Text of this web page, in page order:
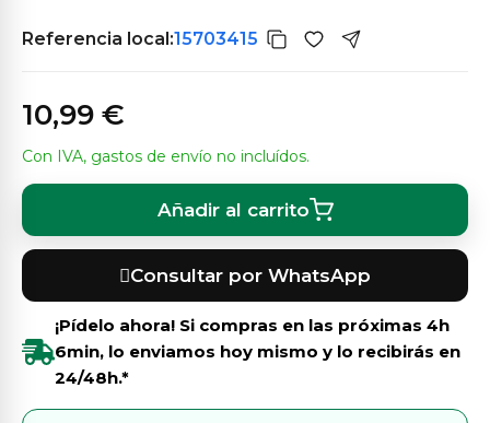
Referencia local:15703415
10,99 €
Con IVA, gastos de envío no incluídos.
Añadir al carrito
Consultar por WhatsApp
¡Pídelo ahora! Si compras en las próximas 4h
6min, lo enviamos hoy mismo y lo recibirás en
24/48h.*